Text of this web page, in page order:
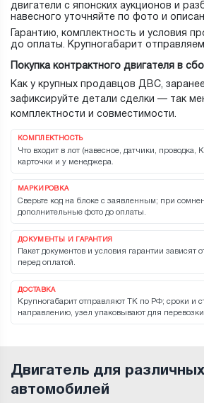
двигатели с японских аукционов и
навесного уточняйте по фото и
Гарантию, комплектность и условия
до оплаты. Крупногабарит
Покупка контрактного двигателя в
Как у крупных продавцов ДВС,
зафиксируйте детали сделки — так
комплектности и совместимости.
КОМПЛЕКТНОСТЬ
Что входит в лот (навесное, датчики,
карточки и у менеджера.
МАРКИРОВКА
Сверьте код на блоке с заявленным; при
дополнительные фото до оплаты.
ДОКУМЕНТЫ И ГАРАНТИЯ
Пакет документов и условия гарантии зависят
перед оплатой.
ДОСТАВКА
Крупногабарит отправляют ТК по РФ; сроки и
направлению, узел упаковывают для
Двигатель для
автомобилей